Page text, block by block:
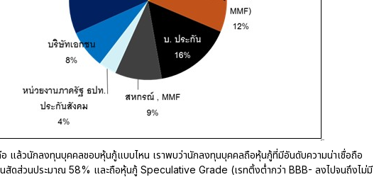
แล้วนักลงทุนบุคคลชอบหุ้นกู้แบบไหน เราพบว่านักลงทุนบุคคลถือหุ้นกู้ที่มีอันดับความน่าเชื่อถือ
นสัดส่วนประมาณ 58% และถือหุ้นกู้ Speculative Grade (เรทติ้งต่ำกว่า BBB- ลงไปจนถึงไม่มี